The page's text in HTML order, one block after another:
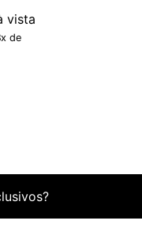
e Treble
BK
vista
x de